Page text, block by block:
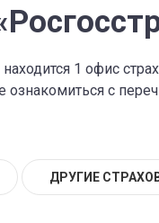
1 офис
с
ДРУГИЕ